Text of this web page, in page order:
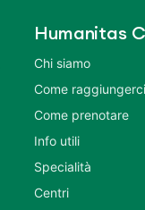
Humanitas
Chi siamo
Come raggiungerci
Come prenotare
Info utili
Specialità
Centri